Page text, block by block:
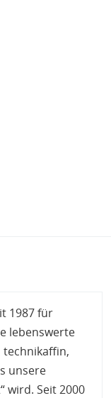
1987 für
lebenswerte
technikaffin,
unsere
wird. Seit 2000